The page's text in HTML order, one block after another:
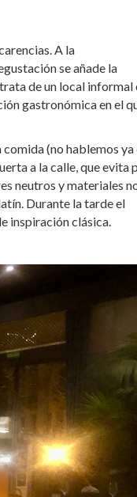
A la
se añade la
de un local informal
gastronómica en el
(no hablemos ya
a la calle, que evita
neutros y materiales
Durante la tarde el
inspiración clásica.